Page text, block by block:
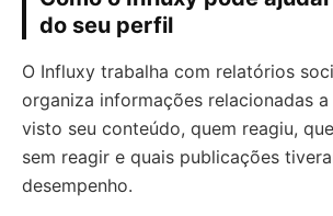
do seu perfil
O Influxy trabalha com relatórios
organiza informações relacionadas
visto seu conteúdo, quem reagiu,
sem reagir e quais publicações
desempenho.